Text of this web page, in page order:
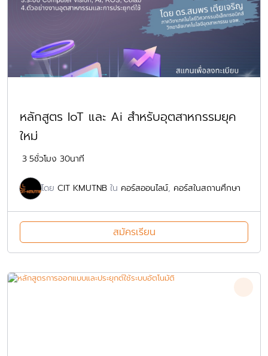
หลักสูตร IoT และ Ai สำหรับอุตสาหกรรมยุค
ใหม่
35ชั่วโมง 30นาที
โดย CIT KMUTNB ใน คอร์สออนไลน์, คอร์สในสถานศึกษา
สมัครเรียน